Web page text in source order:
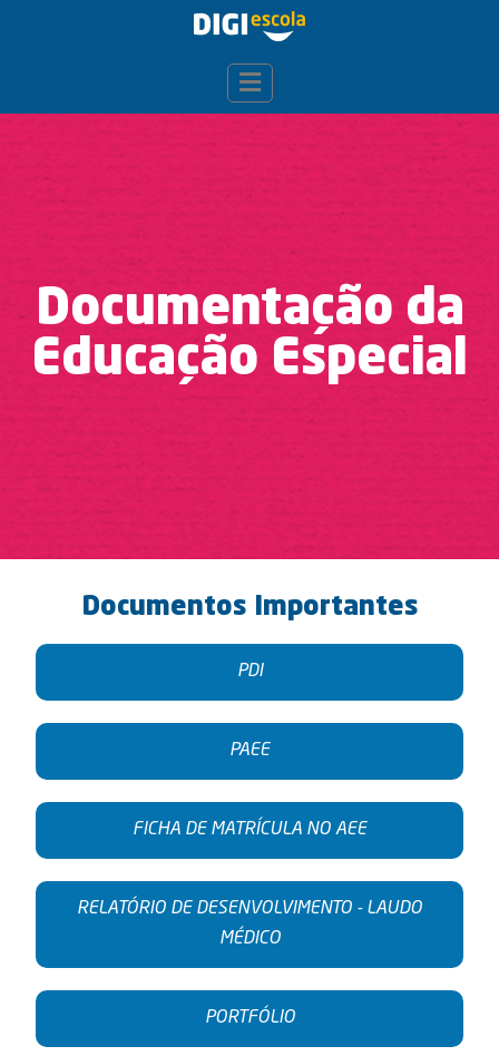
Documentação da
Educação Especial
Documentos Importantes
PDI
PAEE
FICHA DE MATRÍCULA NO AEE
RELATÓRIO DE DESENVOLVIMENTO - LAUDO
MÉDICO
PORTFÓLIO